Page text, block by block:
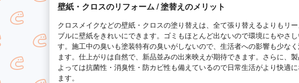
壁紙・クロスのリフォーム / 塗替えのメリット
クロスメイクなどの壁紙・クロスの塗り替えは、全て張り替えるよりもリ
ブルに壁紙をきれいにできます。ゴミもほとんど出ないので環境にもやさ
す。施工中の臭いも塗装特有の臭いがしないので、生活者への影響も少な
ます。仕上がりは自然で、新品並みの出来映えが期待できます。さらに、
よっては抗菌性・消臭性・防カビ性も備えているので日常生活がより快適
ます。